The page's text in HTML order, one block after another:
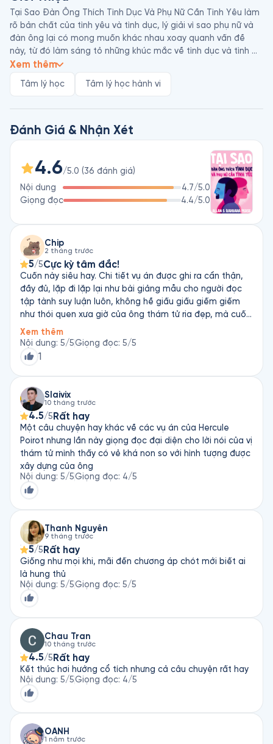
Tại Sao Đàn Ông Thích Tình Dục Và Phụ Nữ Cần Tình Yêu làm
rõ bản chất của tình yêu và tình dục, lý giải vì sao phụ nữ và
đàn ông lại có mong muốn khác nhau xoay quanh vấn đề
này, từ đó làm sáng tỏ những khúc mắc về tình dục và tình
yêu và hướng dẫn độc giả cách chọn bạn đời phù hợp để xây
lĩnh vực quan hệ con người. Sách của họ đã có mặt ở hơn 100
quốc gia và được dịch ra hơn 50 thứ tiếng. Một số tác phẩm
nổi bật của Allan & Barbara Pease gồm Tại Sao Đàn Ông
Thích Tình Dục Và Phụ Nữ Cần Tình Yêu, Tại Sao Đàn Ông Lại
Xem thêm
Tâm lý học Tâm lý học hành vi
Đánh Giá & Nhận Xét
4.6/5.0 (36 đánh giá)
Nội dung
4.7/5.0
Giọng đọc
4.4/5.0
Chip
2 tháng trước
5/5Cực kỳ tâm đắc!
Cuốn này siêu hay. Chi tiết vụ án được ghi ra cẩn thận,
đầy đủ, lặp đi lặp lại như bài giảng mẫu cho người đọc
tập tành suy luận luôn, không hề giấu giấu giếm giếm
như thói quen xưa giờ của ông thám tử ria đẹp, mà cuối
cùng vẫn cua gắt 180 độ. Tới chót mới hiểu ra tại sao
tựa đề lại là Hẹn với thần chết. Vô cùng xứng đáng là
Xem thêm
Nội dung: 5/5Giọng đọc: 5/5
1
Slaivix
10 tháng trước
4.5/5 Rất hay
Một câu chuyện hay khác về các vụ án của Hercule
Poirot nhưng lần này giọng đọc đại diện cho lời nói của vị
thám tử mình thấy có vẻ khá non so với hình tượng được
xây dựng của ông
Nội dung: 5/5Giọng đọc: 4/5
Thanh Nguyễn
9 tháng trước
5/5 Rất hay
Giống như mọi khi, mãi đến chương áp chót mới biết ai
là hung thủ
Nội dung: 5/5Giọng đọc: 5/5
Chau Tran
10 tháng trước
4.5/5 Rất hay
Kết thúc hơi hướng cổ tích nhưng cả câu chuyện rất hay
Nội dung: 5/5Giọng đọc: 4/5
OANH
1 năm trước